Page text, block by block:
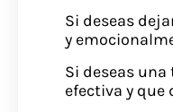
Si deseas
y
Si deseas
efectiva y que